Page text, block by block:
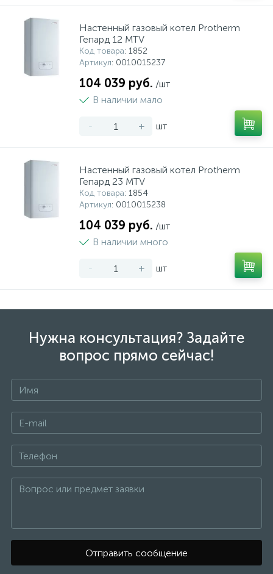
Настенный газовый котел Protherm
Гепард 12 MTV
Код товара: 1852
Артикул: 0010015237
104 039 руб. /шт
В наличии мало
- + шт
Настенный газовый котел Protherm
Гепард 23 MTV
Код товара: 1854
Артикул: 0010015238
104 039 руб. /шт
В наличии много
- + шт
Нужна консультация? Задайте
вопрос прямо сейчас!
Отправить сообщение